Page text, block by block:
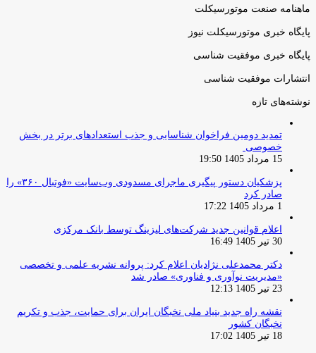
ماهنامه صنعت موتورسیکلت
پایگاه خبری موتورسیکلت نیوز
پایگاه خبری موفقیت شناسی
انتشارات موفقیت شناسی
نوشته‌های تازه
تمدید دومین فراخوان شناسایی و جذب استعدادهای برتر در بخش
خصوصی
15 مرداد 1405 19:50
پزشکیان دستور پیگیری ماجرای مسدودی وب‌سایت «فوتبال ۳۶۰» را
صادر کرد
1 مرداد 1405 17:22
اعلام قوانین جدید شرکت‌های لیزینگ توسط بانک مرکزی
30 تیر 1405 16:49
دکتر محمدعلی نژادیان اعلام کرد: پروانه نشریه علمی و تخصصی
«مدیریت نوآوری و فناوری» صادر شد
23 تیر 1405 12:13
نقشه راه جدید بنیاد ملی نخبگان ایران برای حمایت، جذب و تکریم
نخبگان کشور
18 تیر 1405 17:02